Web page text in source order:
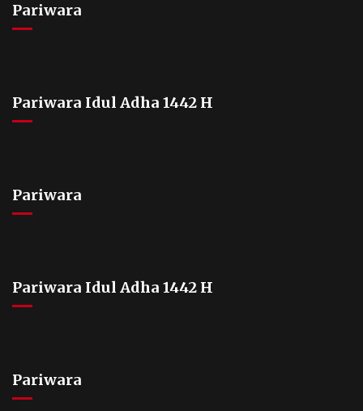
Pariwara
Pariwara Idul Adha 1442 H
Pariwara
Pariwara Idul Adha 1442 H
Pariwara